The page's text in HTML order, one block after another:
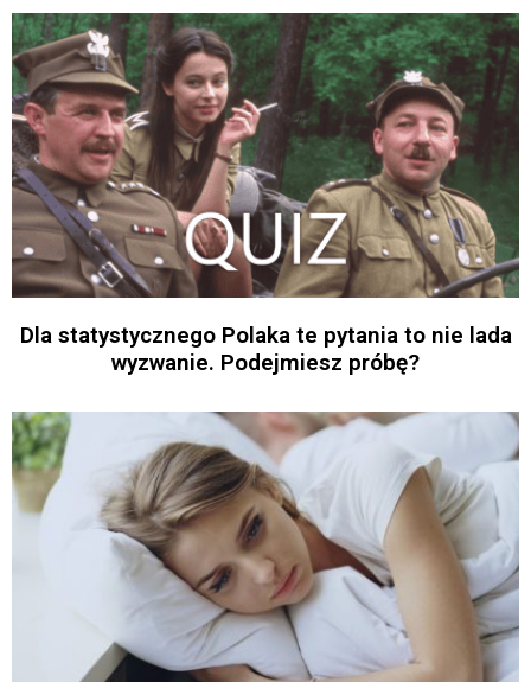
Dla statystycznego Polaka te pytania to nie lada
wyzwanie. Podejmiesz próbę?